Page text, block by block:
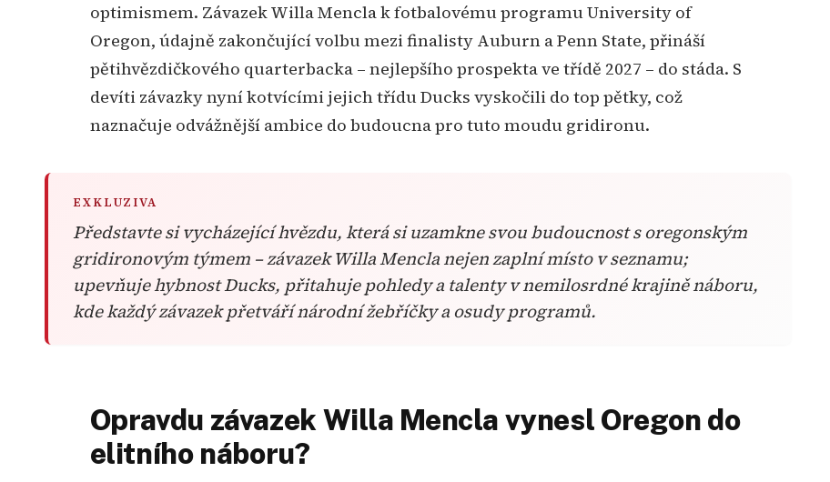
optimismem. Závazek Willa Mencla k fotbalovému programu University of
Oregon, údajně zakončující volbu mezi finalisty Auburn a Penn State, přináší
pětihvězdičkového quarterbacka – nejlepšího prospekta ve třídě 2027 – do stáda. S
devíti závazky nyní kotvícími jejich třídu Ducks vyskočili do top pětky, což
naznačuje odvážnější ambice do budoucna pro tuto moudu gridironu.
EXKLUZIVA
Představte si vycházející hvězdu, která si uzamkne svou budoucnost s oregonským
gridironovým týmem – závazek Willa Mencla nejen zaplní místo v seznamu;
upevňuje hybnost Ducks, přitahuje pohledy a talenty v nemilosrdné krajině náboru,
kde každý závazek přetváří národní žebříčky a osudy programů.
Opravdu závazek Willa Mencla vynesl Oregon do
elitního náboru?